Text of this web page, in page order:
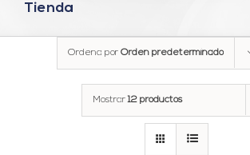
Tienda
Ordena por Orden predeterminado
Mostrar12 productos